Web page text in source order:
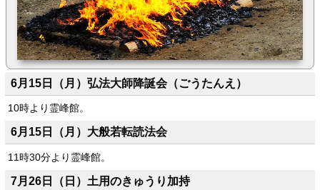
6月15日（月）弘法大師降誕会（ごうたんえ）
10時より霊峰館。
6月15日（月）大般若転読法会
11時30分より霊峰館。
7月26日（日）土用のきゅうり加持